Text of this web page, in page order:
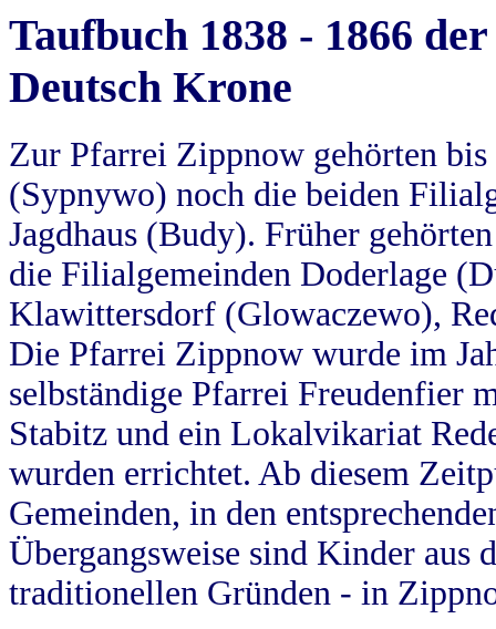
Taufbuch 1838 - 1866
Deutsch Krone
Zur Pfarrei Zippnow gehörten
(Sypnywo) noch die beiden
Jagdhaus (Budy). Früher
die Filialgemeinden Doderlage
Klawittersdorf (Glowaczewo),
Die Pfarrei Zippnow wurde im
selbständige Pfarrei Freudenfier
Stabitz und ein Lokalvikariat
wurden errichtet. Ab diesem
Gemeinden, in den
Übergangsweise sind Kinder aus
traditionellen Gründen - in